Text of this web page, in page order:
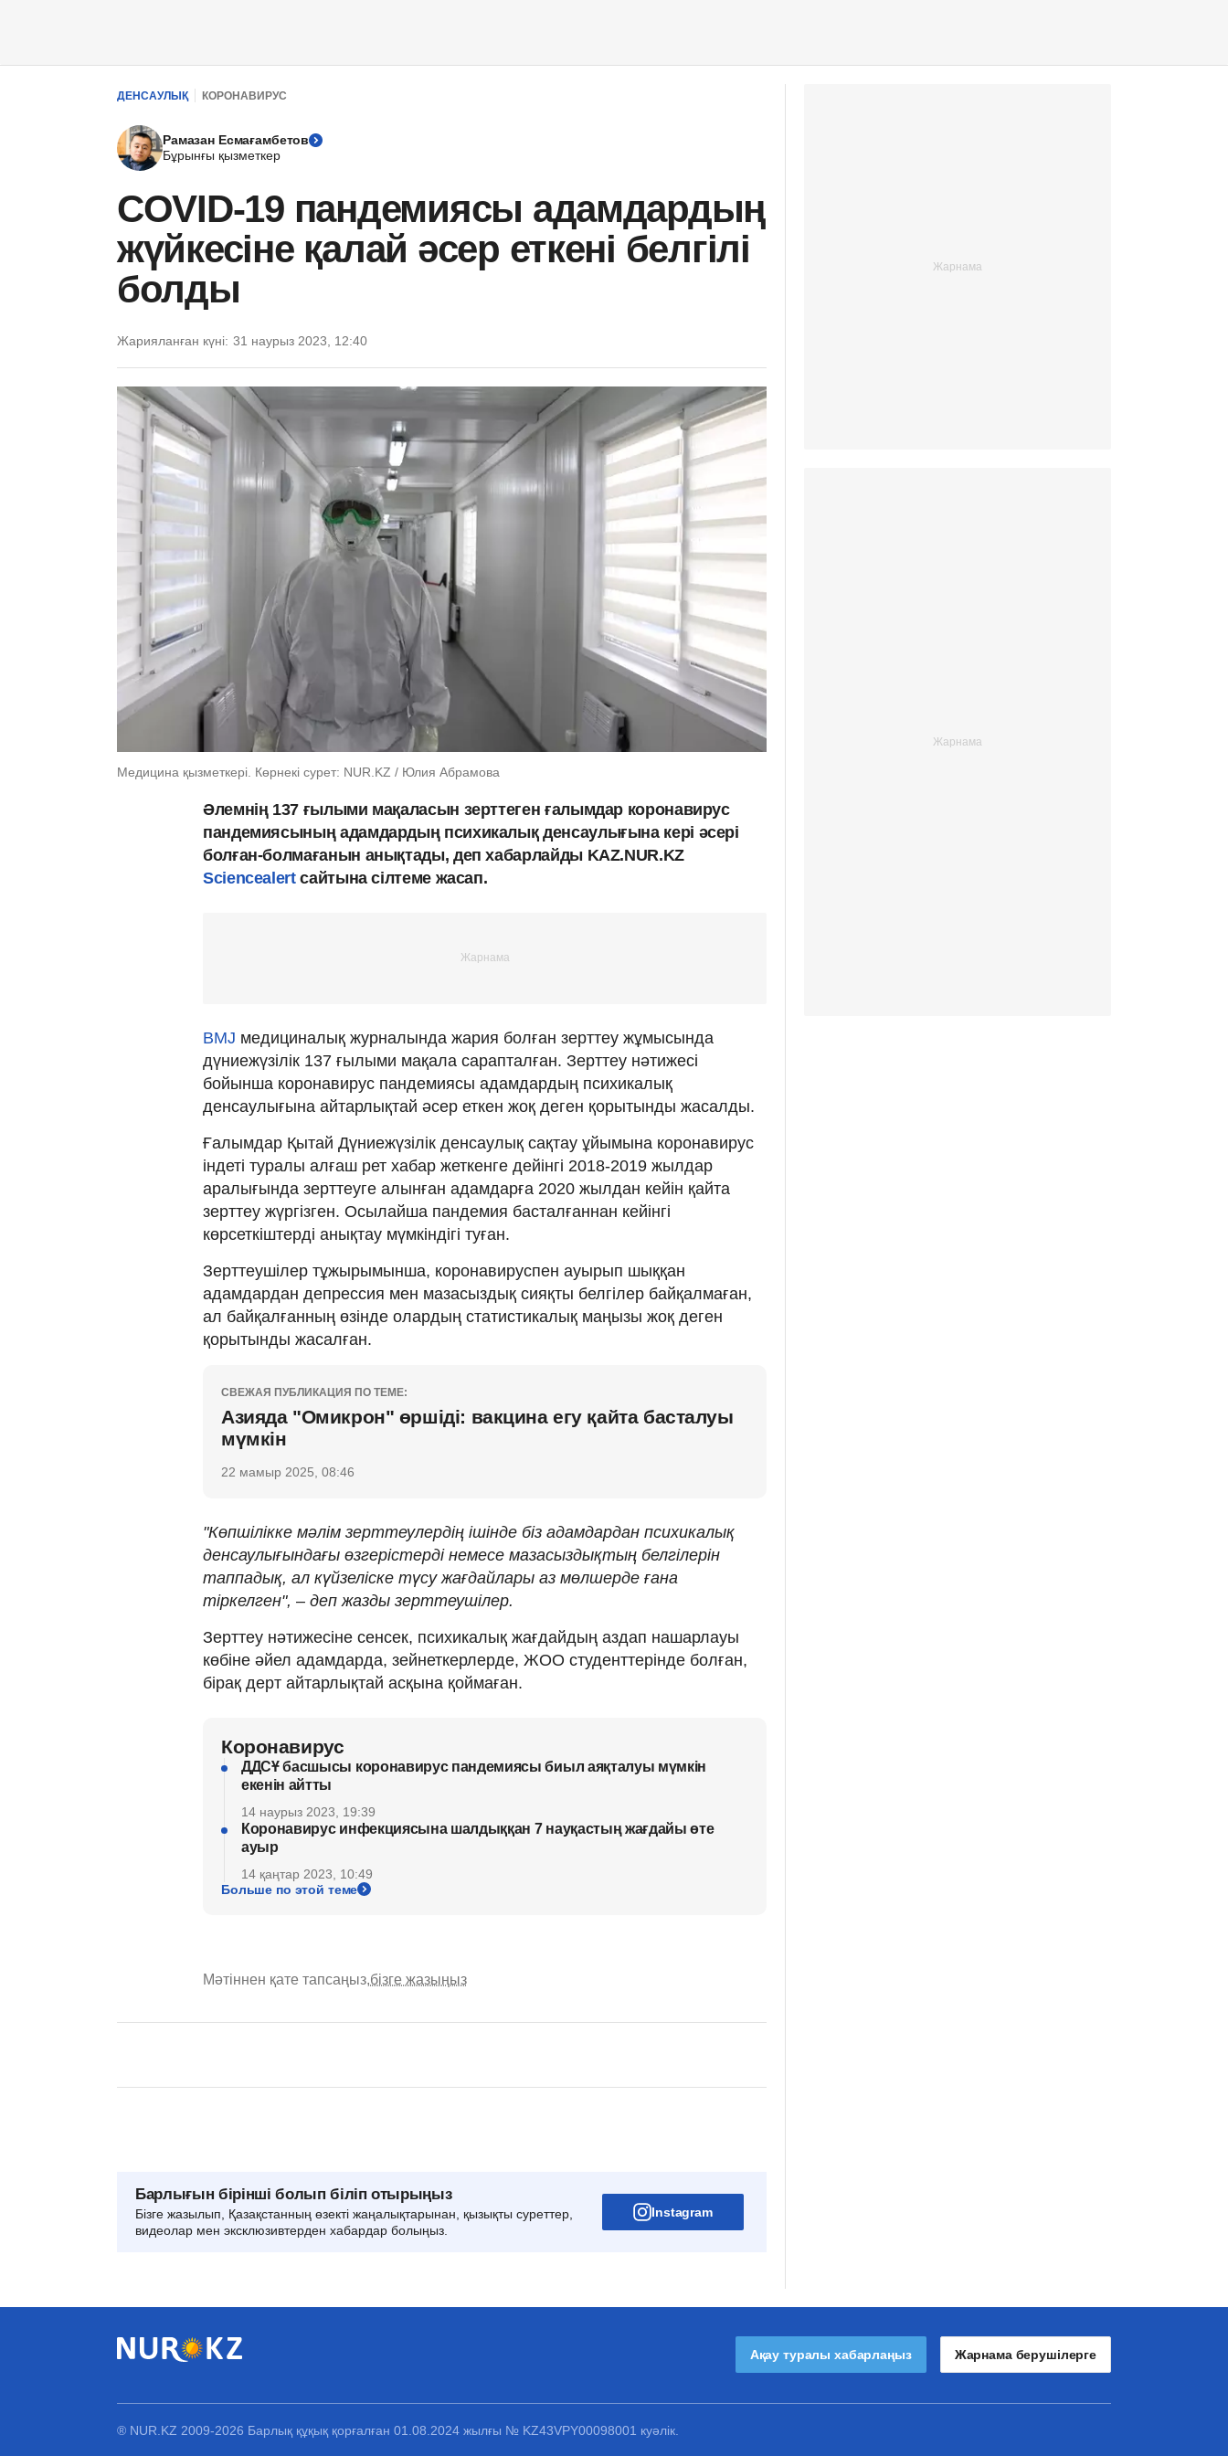
ДЕНСАУЛЫҚ КОРОНАВИРУС
Рамазан Есмағамбетов
Бұрынғы қызметкер
COVID-19 пандемиясы адамдардың
жүйкесіне қалай әсер еткені белгілі
болды
Жарияланған күні: 31 наурыз 2023, 12:40
Медицина қызметкері. Көрнекі сурет: NUR.KZ / Юлия Абрамова
Әлемнің 137 ғылыми мақаласын зерттеген ғалымдар коронавирус
пандемиясының адамдардың психикалық денсаулығына кері әсері
болған-болмағанын анықтады, деп хабарлайды KAZ.NUR.KZ
Sciencealert сайтына сілтеме жасап.
BMJ медициналық журналында жария болған зерттеу жұмысында
дүниежүзілік 137 ғылыми мақала сарапталған. Зерттеу нәтижесі
бойынша коронавирус пандемиясы адамдардың психикалық
денсаулығына айтарлықтай әсер еткен жоқ деген қорытынды жасалды.
Ғалымдар Қытай Дүниежүзілік денсаулық сақтау ұйымына коронавирус
індеті туралы алғаш рет хабар жеткенге дейінгі 2018-2019 жылдар
аралығында зерттеуге алынған адамдарға 2020 жылдан кейін қайта
зерттеу жүргізген. Осылайша пандемия басталғаннан кейінгі
көрсеткіштерді анықтау мүмкіндігі туған.
Зерттеушілер тұжырымынша, коронавируспен ауырып шыққан
адамдардан депрессия мен мазасыздық сияқты белгілер байқалмаған,
ал байқалғанның өзінде олардың статистикалық маңызы жоқ деген
қорытынды жасалған.
СВЕЖАЯ ПУБЛИКАЦИЯ ПО ТЕМЕ:
Азияда "Омикрон" өршіді: вакцина егу қайта басталуы
мүмкін
22 мамыр 2025, 08:46
"Көпшілікке мәлім зерттеулердің ішінде біз адамдардан психикалық
денсаулығындағы өзгерістерді немесе мазасыздықтың белгілерін
таппадық, ал күйзеліске түсу жағдайлары аз мөлшерде ғана
тіркелген", – деп жазды зерттеушілер.
Зерттеу нәтижесіне сенсек, психикалық жағдайдың аздап нашарлауы
көбіне әйел адамдарда, зейнеткерлерде, ЖОО студенттерінде болған,
бірақ дерт айтарлықтай асқына қоймаған.
Коронавирус
ДДСҰ басшысы коронавирус пандемиясы биыл аяқталуы мүмкін
екенін айтты
14 наурыз 2023, 19:39
Коронавирус инфекциясына шалдыққан 7 науқастың жағдайы өте
ауыр
14 қаңтар 2023, 10:49
Больше по этой теме
Мәтіннен қате тапсаңыз,бізге жазыңыз
Барлығын бірінші болып біліп отырыңыз
Бізге жазылып, Қазақстанның өзекті жаңалықтарынан, қызықты суреттер,
видеолар мен эксклюзивтерден хабардар болыңыз.
Instagram
Ақау туралы хабарлаңыз Жарнама берушілерге
® NUR.KZ 2009-2026 Барлық құқық қорғалған 01.08.2024 жылғы № KZ43VPY00098001 куәлік.